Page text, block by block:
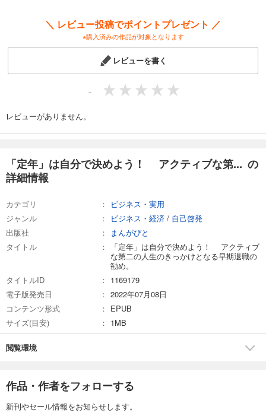
ば、思い切って早期退職を決断し、自分が自由に使える時間を作り出し
本書では、私が実行してきたことを紹介しながら、会社ではなく自らが
「定年」を決めることの意義やメリットなどについて解説します。
前向きでアクティブな「第二の人生」を目指すため、早期退職をそのス
タートアップにしていただければ幸いです。
「定年」から始まる第二の人生
私が早期退職を決断するまで
自らの「定年」をどう見定め、どう決断するか
定年を前倒ししてほしい人とは
金銭面のデメリットを超える「メリット」とは
自分で「定年」を決めた人へのアドバイス
キーワードは「円満退職」と「ポジティブな理由」
【著者紹介】
マイケルオズ
大学卒業後、地方の新聞社で主に記者として三十七年間勤務し、定年を
約一年前倒しして早期退職。
取得、定年力検定の合格認定、記者経験を生かしたライターの仕事受注
など、さまざまなチャレンジを始めている。
＼ レビュー投稿でポイントプレゼント ／
※購入済みの作品が対象となります
レビューを書く
-
レビューがありません。
「定年」は自分で決めよう！ アクティブな第... の
詳細情報
カテゴリ
ビジネス・実用
ジャンル
ビジネス・経済 / 自己啓発
出版社
まんがびと
タイトル
「定年」は自分で決めよう！ アクティブ
な第二の人生のきっかけとなる早期退職の
勧め。
タイトルID
1169179
電子版発売日
2022年07月08日
コンテンツ形式
EPUB
サイズ(目安)
1MB
閲覧環境
作品・作者をフォローする
新刊やセール情報をお知らせします。